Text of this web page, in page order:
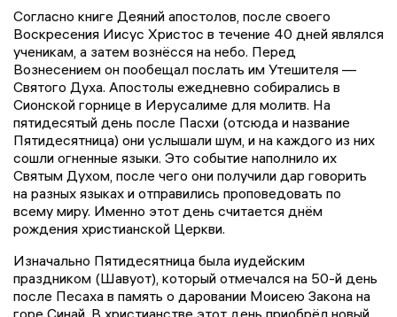
Согласно книге Деяний апостолов, после своего
Воскресения Иисус Христос в течение 40 дней являлся
ученикам, а затем вознёсся на небо. Перед
Вознесением он пообещал послать им Утешителя —
Святого Духа. Апостолы ежедневно собирались в
Сионской горнице в Иерусалиме для молитв. На
пятидесятый день после Пасхи (отсюда и название
Пятидесятница) они услышали шум, и на каждого из них
сошли огненные языки. Это событие наполнило их
Святым Духом, после чего они получили дар говорить
на разных языках и отправились проповедовать по
всему миру. Именно этот день считается днём
рождения христианской Церкви.
Изначально Пятидесятница была иудейским
праздником (Шавуот), который отмечался на 50-й день
после Песаха в память о даровании Моисею Закона на
горе Синай. В христианстве этот день приобрёл новый